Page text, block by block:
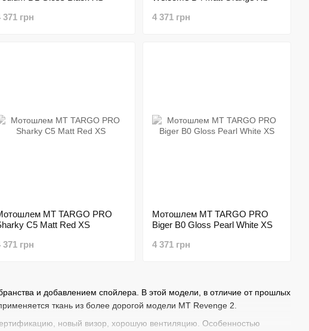
и добавлением спойлера. В этой модели, в отличие от прошлых
ткань из более дорогой модели MT Revenge 2.
новый визор, хорошую вентиляцию. Особенностью
371 грн
4 371 грн
MT TARGO PRO
C5 Matt Red XS
371 грн
Мотошлем MT TARGO PRO
Biger B0 Gloss Pearl White XS
4 371 грн